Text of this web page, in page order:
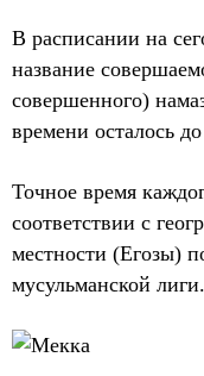
В расписании на
название
совершенного)
времени осталось
Точное время
соответствии с
местности (Егозы)
мусульманской лиги.